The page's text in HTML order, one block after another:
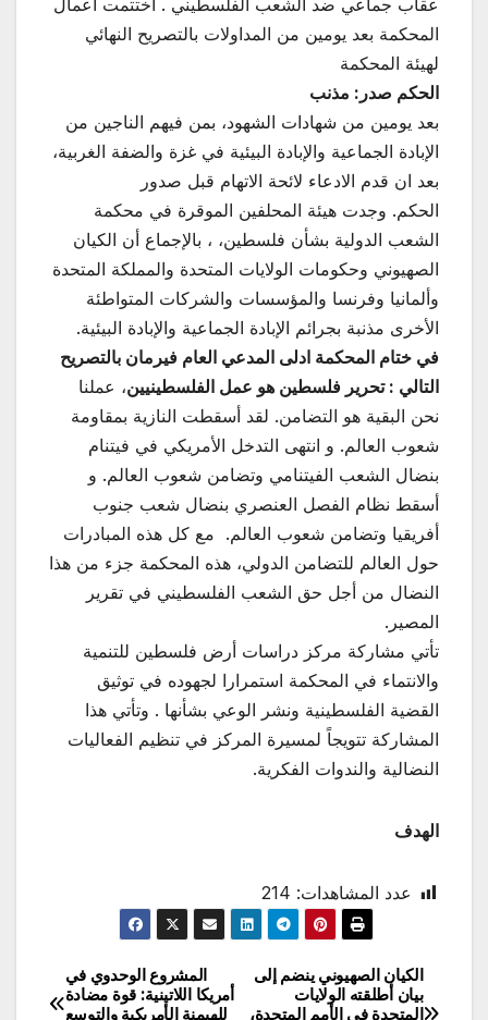
عقاب جماعي ضد الشعب الفلسطيني . اختتمت اعمال
المحكمة بعد يومين من المداولات بالتصريح النهائي
لهيئة المحكمة
الحكم صدر: مذنب
بعد يومين من شهادات الشهود، بمن فيهم الناجين من
الإبادة الجماعية والإبادة البيئية في غزة والضفة الغربية،
بعد ان قدم الادعاء لائحة الاتهام قبل صدور
الحكم. وجدت هيئة المحلفين الموقرة في محكمة
الشعب الدولية بشأن فلسطين، ، بالإجماع أن الكيان
الصهيوني وحكومات الولايات المتحدة والمملكة المتحدة
وألمانيا وفرنسا والمؤسسات والشركات المتواطئة
الأخرى مذنبة بجرائم الإبادة الجماعية والإبادة البيئية.
في ختام المحكمة ادلى المدعي العام فيرمان بالتصريح
التالي : تحرير فلسطين هو عمل الفلسطينيين، عملنا
نحن البقية هو التضامن. لقد أسقطت النازية بمقاومة
شعوب العالم. و انتهى التدخل الأمريكي في فيتنام
بنضال الشعب الفيتنامي وتضامن شعوب العالم. و
أسقط نظام الفصل العنصري بنضال شعب جنوب
أفريقيا وتضامن شعوب العالم. مع كل هذه المبادرات
حول العالم للتضامن الدولي، هذه المحكمة جزء من هذا
النضال من أجل حق الشعب الفلسطيني في تقرير
المصير.
تأتي مشاركة مركز دراسات أرض فلسطين للتنمية
والانتماء في المحكمة استمرارا لجهوده في توثيق
القضية الفلسطينية ونشر الوعي بشأنها . وتأتي هذا
المشاركة تتويجاً لمسيرة المركز في تنظيم الفعاليات
النضالية والندوات الفكرية.
الهدف
عدد المشاهدات: 214
تصفّح
المشروع الوحدوي في
أمريكا اللاتينية: قوة مضادة
للهيمنة الأمريكية والتوسع
الكيان الصهيوني ينضم إلى
بيان أطلقته الولايات
المتحدة في الأمم المتحدة،